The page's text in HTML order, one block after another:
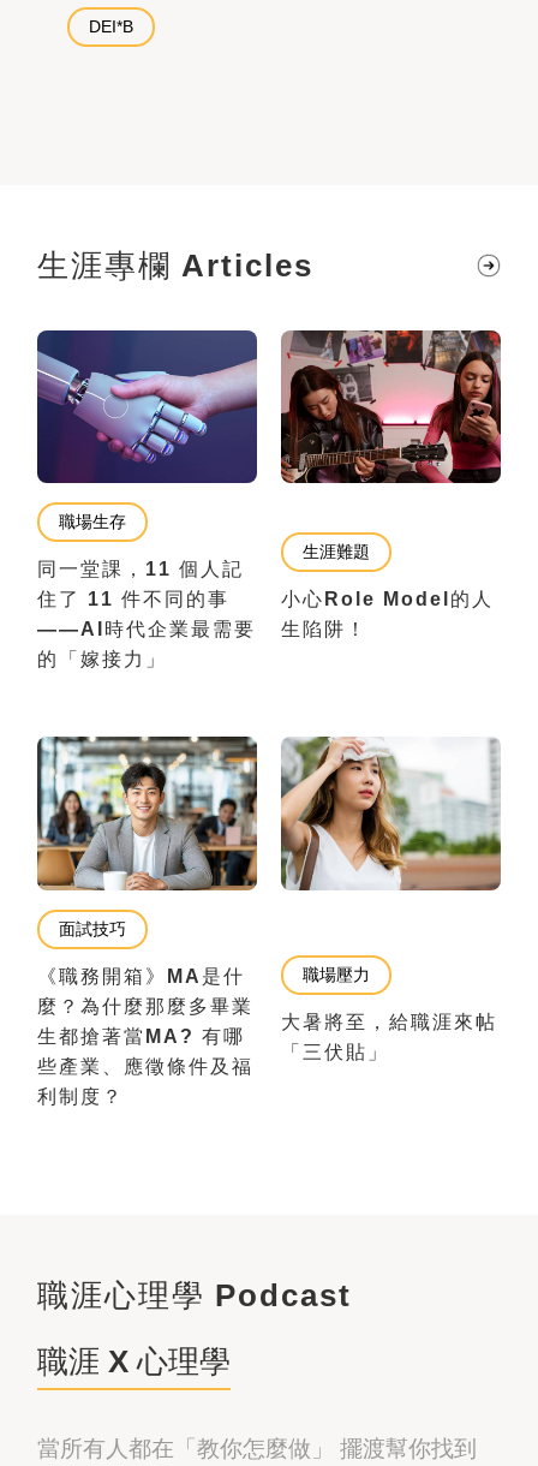
DEI*B
生涯專欄 Articles
職場生存
同一堂課，11 個人記
住了 11 件不同的事
——AI時代企業最需要
的「嫁接力」
生涯難題
小心Role Model的人
生陷阱！
面試技巧
《職務開箱》MA是什
麼？為什麼那麼多畢業
生都搶著當MA? 有哪
些產業、應徵條件及福
利制度？
職場壓力
大暑將至，給職涯來帖
「三伏貼」
職涯心理學 Podcast
職涯 X 心理學
當所有人都在「教你怎麼做」 擺渡幫你找到